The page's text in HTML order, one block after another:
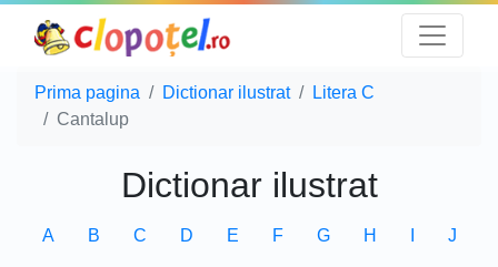
Prima pagina Dictionar ilustrat
Litera C
Cantalup
Dictionar ilustrat
A B C D E F G H J